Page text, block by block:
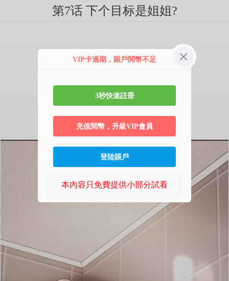
第7话 下个目标是姐姐?
VIP卡過期，賬戶閱幣不足
3秒快速註冊
充值閱幣，升級VIP會員
登陸賬戶
本內容只免費提供小部分試看